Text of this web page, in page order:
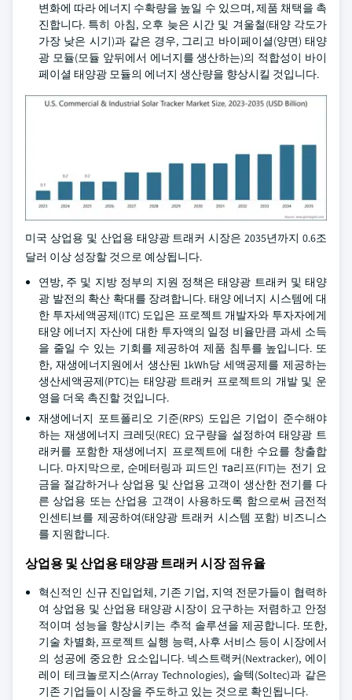
변화에 따라 에너지 수확량을 높일 수 있으며, 제품 채택을 촉
진합니다. 특히 아침, 오후 늦은 시간 및 겨울철(태양 각도가
가장 낮은 시기)과 같은 경우, 그리고 바이페이셜(양면) 태양
광 모듈(모듈 앞뒤에서 에너지를 생산하는)의 적합성이 바이
페이셜 태양광 모듈의 에너지 생산량을 향상시킬 것입니다.
미국 상업용 및 산업용 태양광 트래커 시장은 2035년까지 0.6조
달러 이상 성장할 것으로 예상됩니다.
연방, 주 및 지방 정부의 지원 정책은 태양광 트래커 및 태양
광 발전의 확산 확대를 장려합니다. 태양 에너지 시스템에 대
한 투자세액공제(ITC) 도입은 프로젝트 개발자와 투자자에게
태양 에너지 자산에 대한 투자액의 일정 비율만큼 과세 소득
을 줄일 수 있는 기회를 제공하여 제품 침투를 높입니다. 또
한, 재생에너지원에서 생산된 1kWh당 세액공제를 제공하는
생산세액공제(PTC)는 태양광 트래커 프로젝트의 개발 및 운
영을 더욱 촉진할 것입니다.
재생에너지 포트폴리오 기준(RPS) 도입은 기업이 준수해야
하는 재생에너지 크레딧(REC) 요구량을 설정하여 태양광 트
래커를 포함한 재생에너지 프로젝트에 대한 수요를 창출합
니다. 마지막으로, 순메터링과 피드인 та리프(FIT)는 전기 요
금을 절감하거나 상업용 및 산업용 고객이 생산한 전기를 다
른 상업용 또는 산업용 고객이 사용하도록 함으로써 금전적
인센티브를 제공하여(태양광 트래커 시스템 포함) 비즈니스
를 지원합니다.
상업용 및 산업용 태양광 트래커 시장 점유율
혁신적인 신규 진입업체, 기존 기업, 지역 전문가들이 협력하
여 상업용 및 산업용 태양광 시장이 요구하는 저렴하고 안정
적이며 성능을 향상시키는 추적 솔루션을 제공합니다. 또한,
기술 차별화, 프로젝트 실행 능력, 사후 서비스 등이 시장에서
의 성공에 중요한 요소입니다. 넥스트랙커(Nextracker), 에이
레이 테크놀로지스(Array Technologies), 솔텍(Soltec)과 같은
기존 기업들이 시장을 주도하고 있는 것으로 확인됩니다.